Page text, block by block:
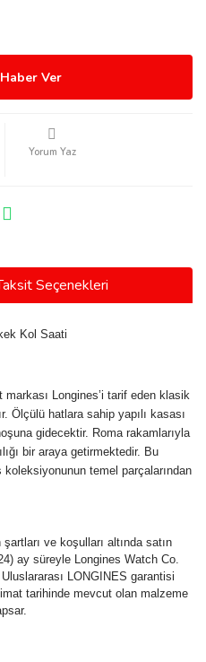
Ver
Yorum Yaz
Seçenekleri
Kol Saati
Longines’i tarif eden klasik
Ölçülü hatlara sahip yapılı kasası
gidecektir. Roma rakamlarıyla
bir araya getirmektedir. Bu
temel parçalarından
ve koşulları altında satın
ay süreyle Longines Watch Co.
LONGINES garantisi
tarihinde mevcut olan malzeme